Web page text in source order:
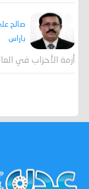
صالح
باراس
أزمة الأحزاب في